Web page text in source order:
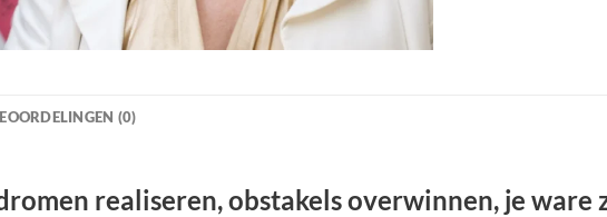
(0)
realiseren, obstakels overwinnen, je ware